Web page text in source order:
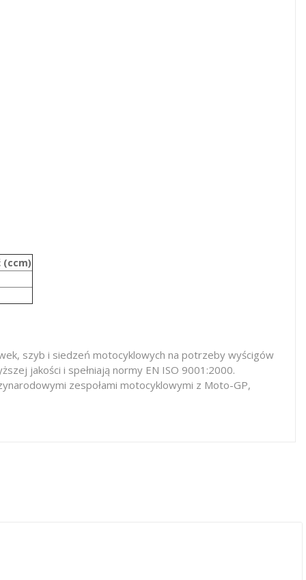
(ccm)
szyb i siedzeń motocyklowych na potrzeby wyścigów
jakości i spełniają normy EN ISO 9001:2000.
zespołami motocyklowymi z Moto-GP,